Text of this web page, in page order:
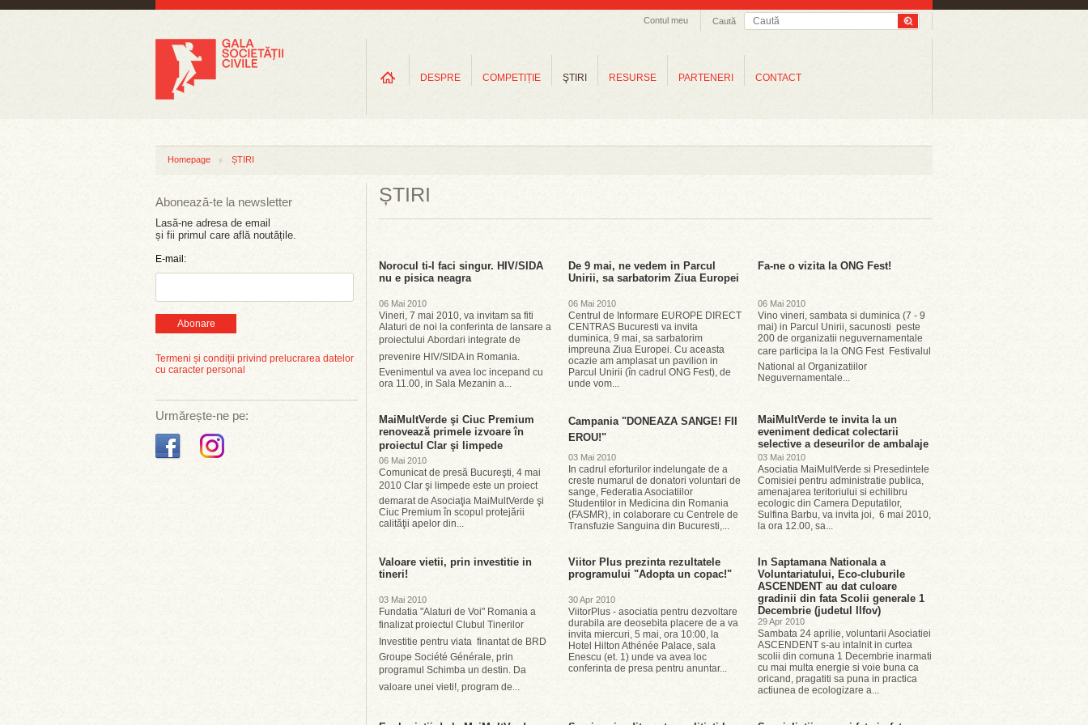
Caută
Contul meu
DESPRE COMPETIȚIE ŞTIRI RESURSE PARTENERI CONTACT
Homepage ȘTIRI
Abonează-te la newsletter
Lasă-ne adresa de email
și fii primul care află noutățile.
E-mail:
Abonare
Termeni și condiții privind prelucrarea datelor
cu caracter personal
Urmărește-ne pe:
ȘTIRI
Norocul ti-l faci singur. HIV/SIDA
nu e pisica neagra
06 Mai 2010
Vineri, 7 mai 2010, va invitam sa fiti
Alaturi de noi la conferinta de lansare a
proiectului Abordari integrate de
prevenire HIV/SIDA in Romania.
Evenimentul va avea loc incepand cu
ora 11.00, in Sala Mezanin a...
De 9 mai, ne vedem in Parcul
Unirii, sa sarbatorim Ziua Europei
06 Mai 2010
Centrul de Informare EUROPE DIRECT
CENTRAS Bucuresti va invita
duminica, 9 mai, sa sarbatorim
impreuna Ziua Europei. Cu aceasta
ocazie am amplasat un pavilion in
Parcul Unirii (în cadrul ONG Fest), de
unde vom...
Fa-ne o vizita la ONG Fest!
06 Mai 2010
Vino vineri, sambata si duminica (7 - 9
mai) in Parcul Unirii, sacunosti peste
200 de organizatii neguvernamentale
care participa la la ONG Fest  Festivalul
National al Organizatiilor
Neguvernamentale...
MaiMultVerde şi Ciuc Premium
renovează primele izvoare în
proiectul Clar şi limpede
06 Mai 2010
Comunicat de presă Bucureşti, 4 mai
2010 Clar şi limpede este un proiect
demarat de Asociaţia MaiMultVerde şi
Ciuc Premium în scopul protejării
calităţii apelor din...
Campania "DONEAZA SANGE! FII
EROU!"
03 Mai 2010
In cadrul eforturilor indelungate de a
creste numarul de donatori voluntari de
sange, Federatia Asociatiilor
Studentilor in Medicina din Romania
(FASMR), in colaborare cu Centrele de
Transfuzie Sanguina din Bucuresti,...
MaiMultVerde te invita la un
eveniment dedicat colectarii
selective a deseurilor de ambalaje
03 Mai 2010
Asociatia MaiMultVerde si Presedintele
Comisiei pentru administratie publica,
amenajarea teritoriului si echilibru
ecologic din Camera Deputatilor,
Sulfina Barbu, va invita joi, 6 mai 2010,
la ora 12.00, sa...
Valoare vietii, prin investitie in
tineri!
03 Mai 2010
Fundatia "Alaturi de Voi" Romania a
finalizat proiectul Clubul Tinerilor 
Investitie pentru viata  finantat de BRD 
Groupe Société Générale, prin
programul Schimba un destin. Da
valoare unei vieti!, program de...
Viitor Plus prezinta rezultatele
programului "Adopta un copac!"
30 Apr 2010
ViitorPlus - asociatia pentru dezvoltare
durabila are deosebita placere de a va
invita miercuri, 5 mai, ora 10:00, la
Hotel Hilton Athénée Palace, sala
Enescu (et. 1) unde va avea loc
conferinta de presa pentru anuntar...
In Saptamana Nationala a
Voluntariatului, Eco-cluburile
ASCENDENT au dat culoare
gradinii din fata Scolii generale 1
Decembrie (judetul Ilfov)
29 Apr 2010
Sambata 24 aprilie, voluntarii Asociatiei
ASCENDENT s-au intalnit in curtea
scolii din comuna 1 Decembrie inarmati
cu mai multa energie si voie buna ca
oricand, pragatiti sa puna in practica
actiunea de ecologizare a...